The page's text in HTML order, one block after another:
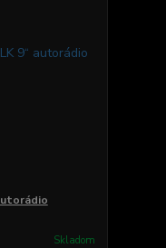
Skladom